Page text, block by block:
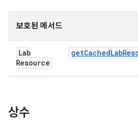
보호된 메서드
Lab
Resource
getCachedLab
상수